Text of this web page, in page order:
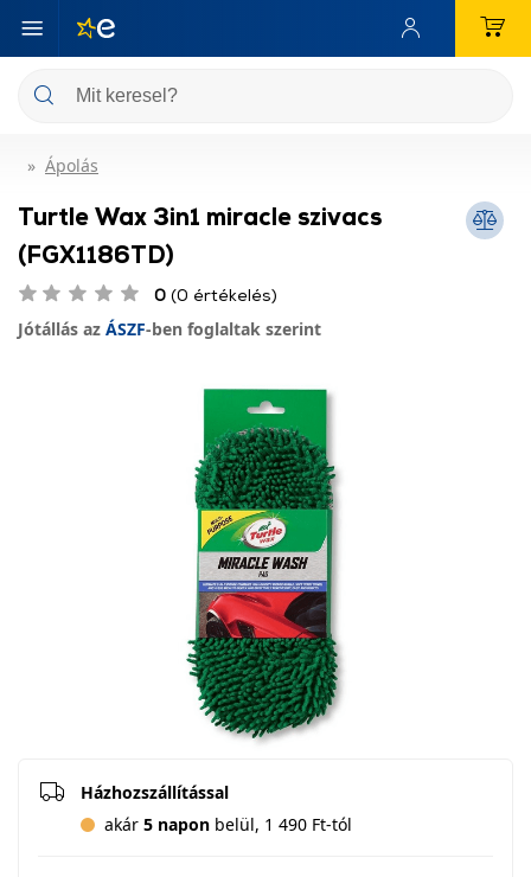
Ápolás
Turtle Wax 3in1 miracle szivacs
(FGX1186TD)
0 (0 értékelés)
Jótállás az ÁSZF-ben foglaltak szerint
Házhozszállítással
akár 5 napon belül, 1 490 Ft-tól